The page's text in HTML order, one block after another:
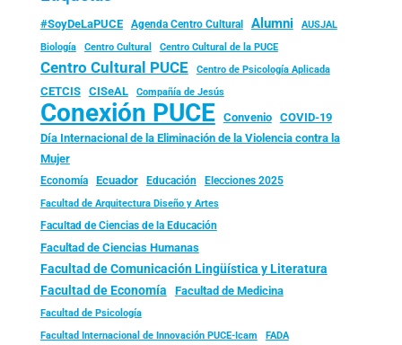
#SoyDeLaPUCE Agenda Centro Cultural Alumni
AUSJAL
Biología
Centro Cultural Centro Cultural de la PUCE
Centro Cultural PUCE Centro de Psicología Aplicada
CETCIS CISeAL Compañía de Jesús
Conexión PUCE Convenio
COVID-19
Día Internacional de la Eliminación de la Violencia contra la
Mujer
Economía Ecuador Educación Elecciones 2025
Facultad de Arquitectura Diseño y Artes
Facultad de Ciencias de la Educación
Facultad de Ciencias Humanas
Facultad de Comunicación Lingüística y Literatura
Facultad de Economía Facultad de Medicina
Facultad de Psicología
Facultad Internacional de Innovación PUCE-Icam FADA